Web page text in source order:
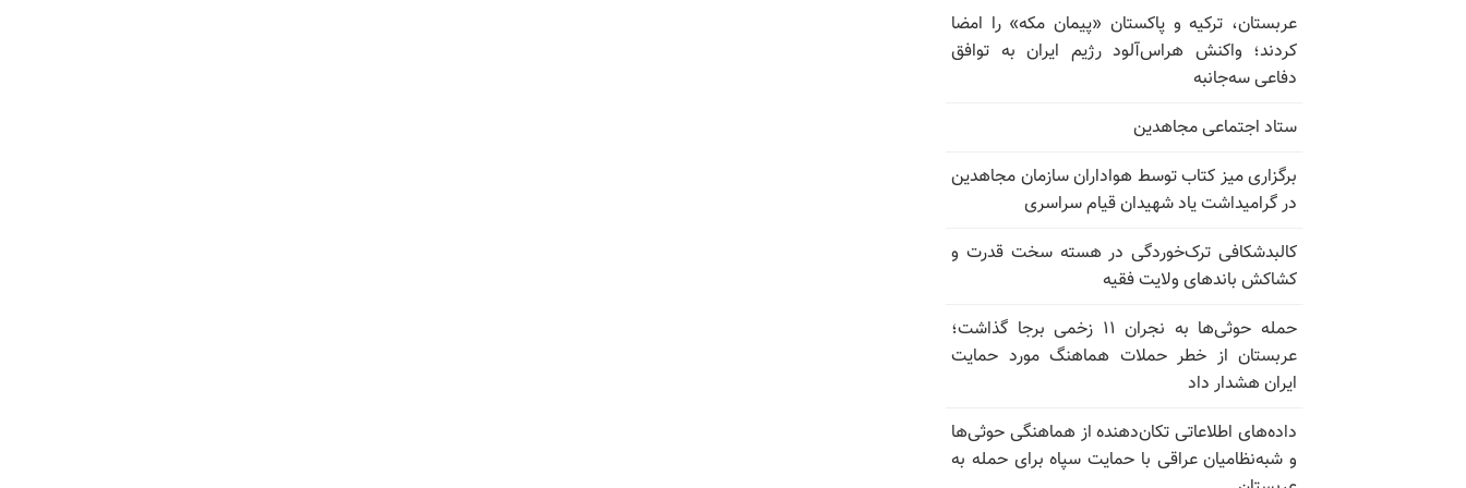
عربستان، ترکیه و پاکستان «پیمان مکه» را امضا
کردند؛ واکنش هراس‌آلود رژیم ایران به توافق
دفاعی سه‌جانبه
ستاد اجتماعی مجاهدین
برگزاری میز کتاب توسط هواداران سازمان مجاهدین
در گرامیداشت یاد شهیدان قیام سراسری
کالبدشکافی ترک‌خوردگی در هسته سخت قدرت و
کشاکش باندهای ولایت فقیه
حمله حوثی‌ها به نجران ۱۱ زخمی برجا گذاشت؛
عربستان از خطر حملات هماهنگ مورد حمایت
ایران هشدار داد
داده‌های اطلاعاتی تکان‌دهنده از هماهنگی حوثی‌ها
و شبه‌نظامیان عراقی با حمایت سپاه برای حمله به